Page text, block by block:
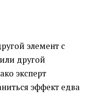
элемент с
другой
эксперт
эффект едва